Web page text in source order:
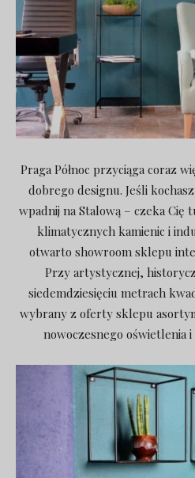
Praga Północ przyciąga coraz
dobrego designu. Jeśli
wpadnij na Stalową – czeka Cię
klimatycznych kamienic i
otwarto showroom sklepu
Przy artystycznej,
siedemdziesięciu metrach
wybrany z oferty sklepu
nowoczesnego oświetlenia